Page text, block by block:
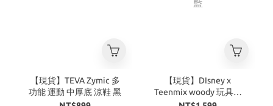
【現貨】TEVA Zymic 多
功能 運動 中厚底 涼鞋 黑
【現貨】DIsney x
Teenmix woody 玩具總
動員 牛仔 復古 焦糖底 牛